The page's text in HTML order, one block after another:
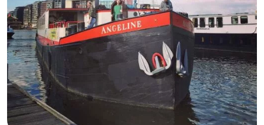
Appartementen
Bed
(&
breakfasts)
Campings
Hotels
Vakantiehuizen